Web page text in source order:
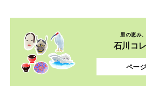
里の恵み
石川コ
ペー